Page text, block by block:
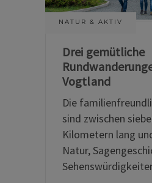
NATUR & AKTIV
Drei gemütliche
Vogtland
Die
sind zwischen
Kilometern lang
Natur,